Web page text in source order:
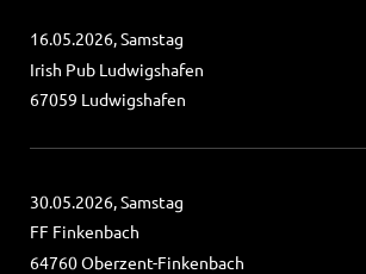
16.05.2026, Samstag
Irish Pub Ludwigshafen
67059 Ludwigshafen
30.05.2026, Samstag
FF Finkenbach
64760 Oberzent-Finkenbach